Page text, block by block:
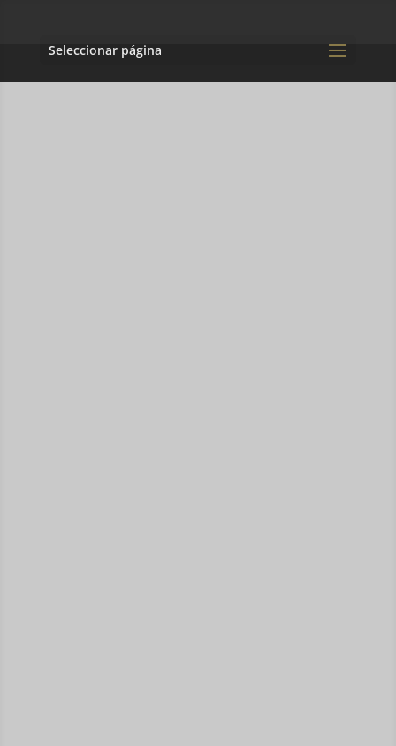
Seleccionar página